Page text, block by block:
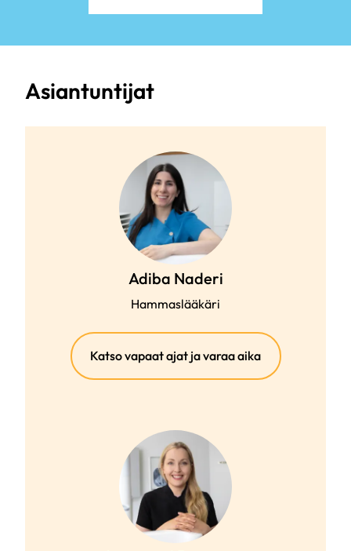
Asiantuntijat
Adiba Naderi
Hammaslääkäri
Katso vapaat ajat ja varaa aika(ulkoinen
linkki)